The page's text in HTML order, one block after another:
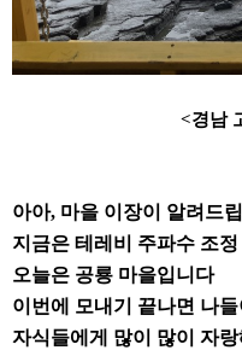
<경남
아아, 마을 이장이 알려드
지금은 테레비 주파수 조
오늘은 공룡 마을입니다
이번에 모내기 끝나면 나
자식들에게 많이 많이 자랑